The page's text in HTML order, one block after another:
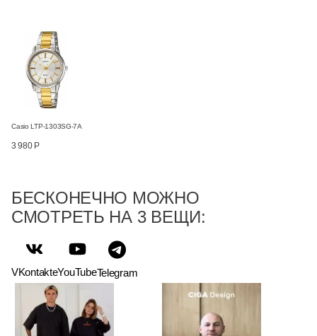
Casio LTP-1303SG-7A
3 980 Р
БЕСКОНЕЧНО МОЖНО
СМОТРЕТЬ НА 3 ВЕЩИ:
VKontakteYouTubeTelegram